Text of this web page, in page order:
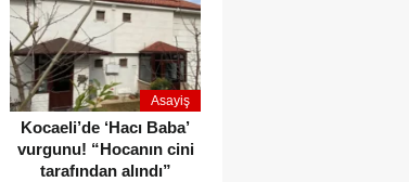
Asayiş
Kocaeli’de ‘Hacı Baba’
vurgunu! “Hocanın cini
tarafından alındı”